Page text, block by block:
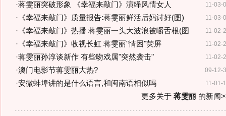
11-03-
·蒋雯丽突破形象 《幸福来敲门》演绎风情女人
11-03-
· 《幸福来敲门》质量报告:蒋雯丽鲜活后妈讨好(图)
11-02-
· 《幸福来敲门》热播 蒋雯丽一头大波浪被嚼舌根(图
11-02-
· 《幸福来敲门》收视长虹 蒋雯丽"情困"荧屏
11-02-
·蒋雯丽孙淳谈新作 有些吻戏属"突然袭击"
09-12-
·澳门电影节蒋雯丽大热?
11-01-
·安微蚌埠讲的是什么语言,和闽南语相似吗
更多关于 蒋雯丽的新闻